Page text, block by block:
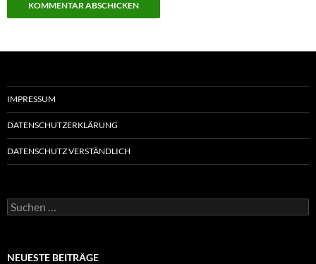
IMPRESSUM
DATENSCHUTZERKLÄRUNG
DATENSCHUTZ VERSTÄNDLICH
Suchen
nach:
NEUESTE BEITRÄGE